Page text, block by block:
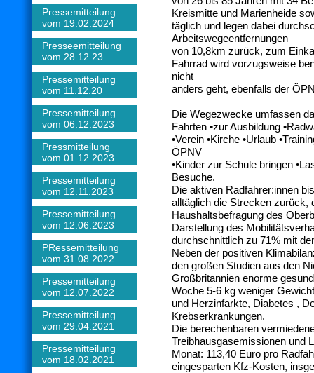
Pressemitteilung
vom 19.02.2024
Presseemitteilung
vom 28.12.23
Pressemitteilung
vom 11.12.20
Pressemitteilung
vom 06.12.2023
Pressmitteilung
vom 01.12.2023
Pressemitteilung
vom 12.11.2023
Pressemitteilung
vom 12.06.2023
PRessemitteilung
vom 31.08.2022
Pressemitteilung
vom 12.07.2022
Pressemitteilung
vom 29.04.2021
Pressemitteilung
vom 18.02.2021
Kreismitte und Marienheide
täglich und legen dabei
Arbeitswegeentfernungen
von 10,8km zurück, zum
Fahrrad wird vorzugsweise
nicht
anders geht, ebenfalls der
Die Wegezwecke umfassen
Fahrten •zur Ausbildung
•Verein •Kirche •Urlaub
ÖPNV
•Kinder zur Schule bringen
Besuche.
Die aktiven Radfahrer:innen
alltäglich die Strecken zurück,
Haushaltsbefragung des
Darstellung des
durchschnittlich zu 71% mit
Neben der positiven
den großen Studien aus den
Großbritannien enorme
Woche 5-6 kg weniger
und Herzinfarkte, Diabetes ,
Krebserkrankungen.
Die berechenbaren
Treibhausgasemissionen und
Monat: 113,40 Euro pro
eingesparten Kfz-Kosten,